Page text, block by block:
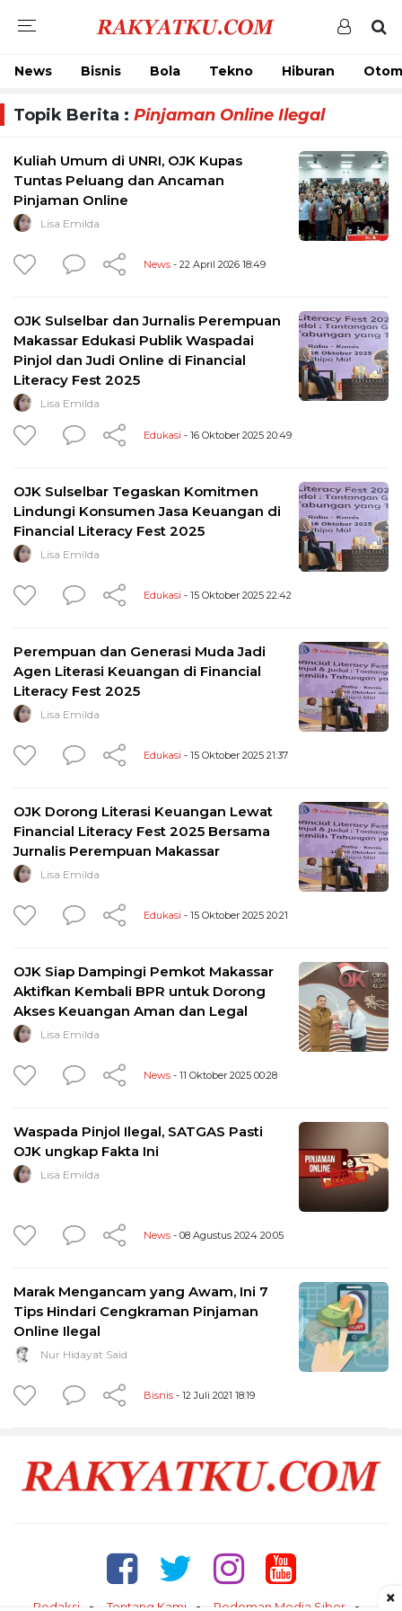
News Bisnis Bola Tekno Hiburan
Topik Berita : Pinjaman Online Ilegal
Kuliah Umum di UNRI, OJK Kupas
Tuntas Peluang dan Ancaman
Pinjaman Online
Lisa Emilda
News - 22 April 2026 18:49
OJK Sulselbar dan Jurnalis Perempuan
Makassar Edukasi Publik Waspadai
Pinjol dan Judi Online di Financial
Literacy Fest 2025
Lisa Emilda
Edukasi - 16 Oktober 2025 20:49
OJK Sulselbar Tegaskan Komitmen
Lindungi Konsumen Jasa Keuangan di
Financial Literacy Fest 2025
Lisa Emilda
Edukasi - 15 Oktober 2025 22:42
Perempuan dan Generasi Muda Jadi
Agen Literasi Keuangan di Financial
Literacy Fest 2025
Lisa Emilda
Edukasi - 15 Oktober 2025 21:37
OJK Dorong Literasi Keuangan Lewat
Financial Literacy Fest 2025 Bersama
Jurnalis Perempuan Makassar
Lisa Emilda
Edukasi - 15 Oktober 2025 20:21
OJK Siap Dampingi Pemkot Makassar
Aktifkan Kembali BPR untuk Dorong
Akses Keuangan Aman dan Legal
Lisa Emilda
News - 11 Oktober 2025 00:28
Waspada Pinjol Ilegal, SATGAS Pasti
OJK ungkap Fakta Ini
Lisa Emilda
News - 08 Agustus 2024 20:05
Marak Mengancam yang Awam, Ini 7
Tips Hindari Cengkraman Pinjaman
Online Ilegal
Nur Hidayat Said
Bisnis - 12 Juli 2021 18:19
Redaksi Tentang Kami Pedoman Media Siber ×